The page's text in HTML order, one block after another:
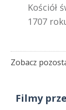
Kościół
1707
Zobacz
Filmy